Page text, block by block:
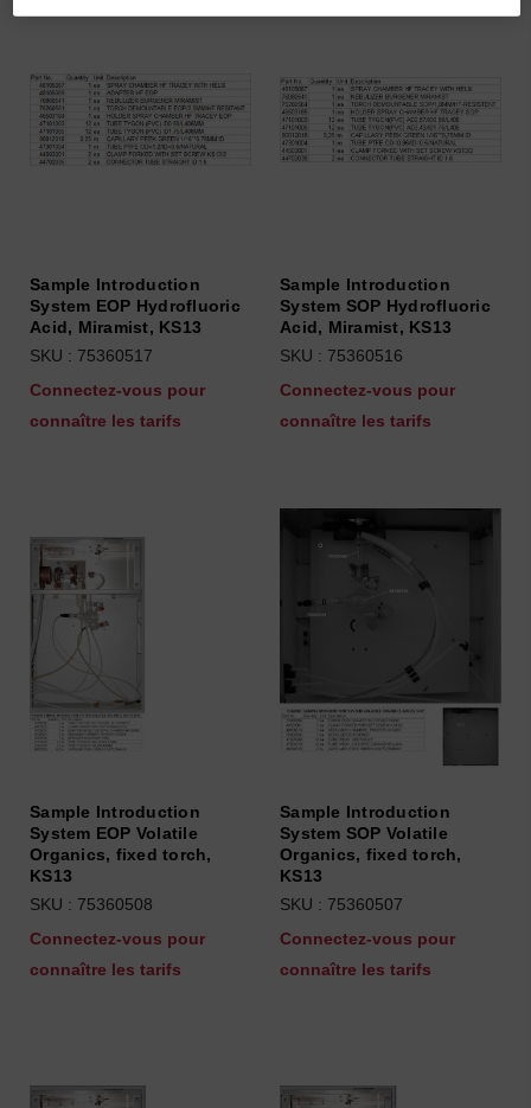
Sample Introduction
System EOP Hydrofluoric
Acid, Miramist, KS13
SKU : 75360517
Connectez-vous pour
connaître les tarifs
Sample Introduction
System SOP Hydrofluoric
Acid, Miramist, KS13
SKU : 75360516
Connectez-vous pour
connaître les tarifs
Sample Introduction
System EOP Volatile
Organics, fixed torch,
KS13
SKU : 75360508
Connectez-vous pour
connaître les tarifs
Sample Introduction
System SOP Volatile
Organics, fixed torch,
KS13
SKU : 75360507
Connectez-vous pour
connaître les tarifs